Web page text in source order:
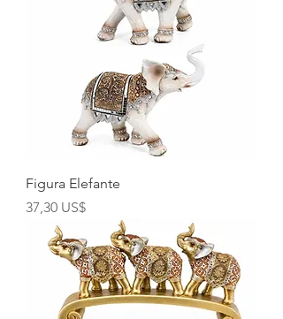
Figura Elefante
Precio
37,30 US$